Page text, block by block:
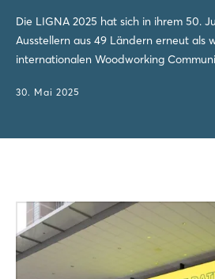
Die LIGNA 2025 hat sich in ihrem 50.
Ausstellern aus 49 Ländern erneut als
internationalen Woodworking
30. Mai 2025